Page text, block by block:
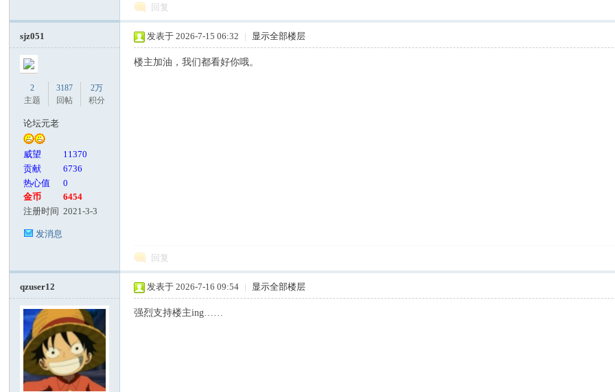
回复
sjz051
2
主题
3187
回帖
2万
积分
论坛元老
威望
11370
贡献
6736
热心值
0
金币
6454
注册时间 2021-3-3
发消息
发表于 2026-7-15 06:32 | 显示全部楼层
楼主加油，我们都看好你哦。
回复
qzuser12 发表于 2026-7-16 09:54 | 显示全部楼层
强烈支持楼主ing……